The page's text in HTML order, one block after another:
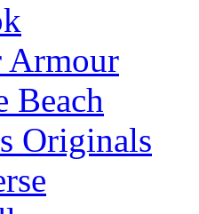
Armour
Beach
Originals